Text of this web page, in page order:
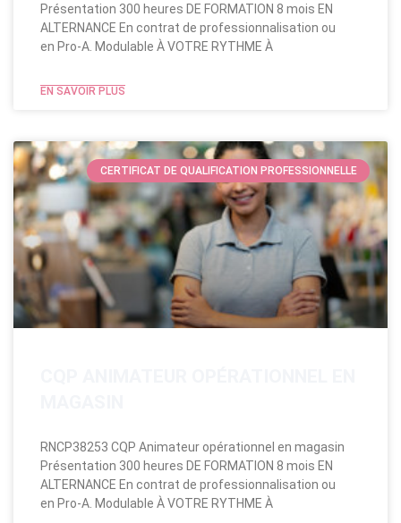
Présentation 300 heures DE FORMATION 8 mois EN
ALTERNANCE En contrat de professionnalisation ou
en Pro-A. Modulable​ À VOTRE RYTHME À
EN SAVOIR PLUS
CERTIFICAT DE QUALIFICATION PROFESSIONNELLE
RNCP38253 CQP Animateur opérationnel en magasin
Présentation 300 heures DE FORMATION 8 mois EN
ALTERNANCE En contrat de professionnalisation ou
en Pro-A. Modulable​ À VOTRE RYTHME À